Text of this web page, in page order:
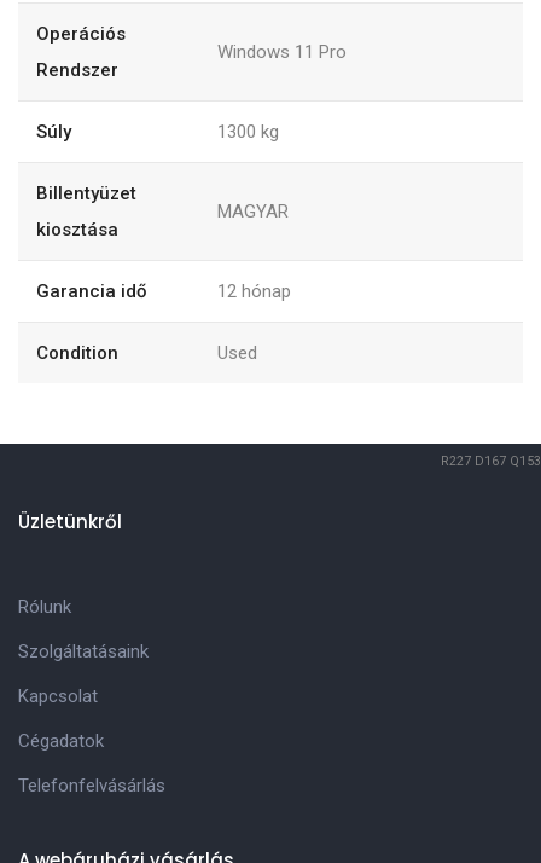
Operációs
Rendszer
Windows 11 Pro
Súly 1300 kg
Billentyüzet
kiosztása
MAGYAR
Garancia idő 12 hónap
Condition Used
R227 D167 Q153
Üzletünkről
Rólunk
Szolgáltatásaink
Kapcsolat
Cégadatok
Telefonfelvásárlás